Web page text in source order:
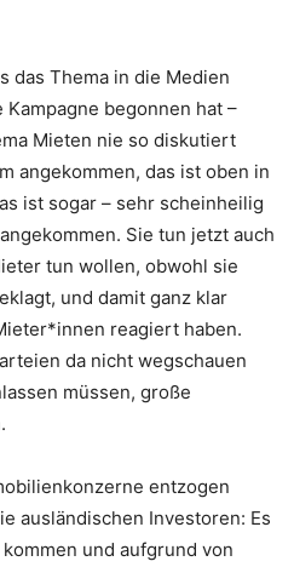
das Thema in die Medien
begonnen hat –
Mieten nie so diskutiert
angekommen, das ist oben in
ist sogar – sehr scheinheilig
Sie tun jetzt auch
tun wollen, obwohl sie
und damit ganz klar
reagiert haben.
da nicht wegschauen
müssen, große
entzogen
ausländischen Investoren: Es
und aufgrund von